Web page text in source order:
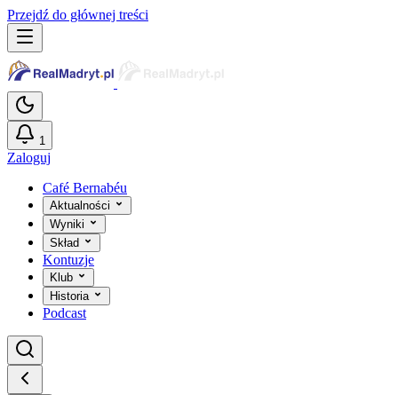
Przejdź do głównej treści
1
Zaloguj
Café Bernabéu
Aktualności
Wyniki
Skład
Kontuzje
Klub
Historia
Podcast